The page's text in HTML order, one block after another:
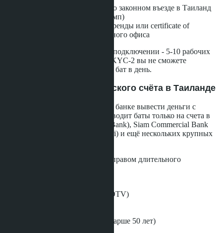
Иммиграционный штамп о законном въезде в Таиланд
(виза или безвизовый штамп)
Тайский адрес - договор аренды или certificate of
residence из иммиграционного офиса
Срок верификации при первом подключении - 5-10 рабочих
дней. Без верификации уровня KYC-2 вы не сможете
выводить суммы свыше 100 000 бат в день.
Шаг 3: Открытие банковского счёта в Таиланде
Без банковского счёта в тайском банке вывести деньги с
Bitkub невозможно. Биржа переводит баты только на счета в
Bangkok Bank, Kasikornbank (KBank), Siam Commercial Bank
(SCB), Bank of Ayudhya (Krungsri) и ещё нескольких крупных
Открытие счёта требует визы с правом длительного
Destination Thailand Visa (DTV)
Retirement Visa (для лиц старше 50 лет)